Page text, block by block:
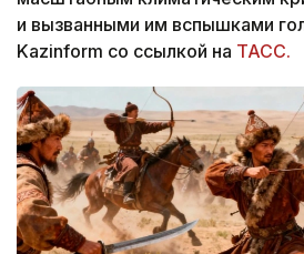
и вызванными им вспышками
Kazinform со ссылкой на ТАСС.